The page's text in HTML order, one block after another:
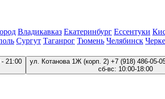
Владикавказ Екатеринбург Ессентуки
Сургут Таганрог Тюмень Челябинск
- 21:00
ул. Котанова 1Ж (корп. 2) +7 (918) 486-05-
сб-вс: 10:00-18:00